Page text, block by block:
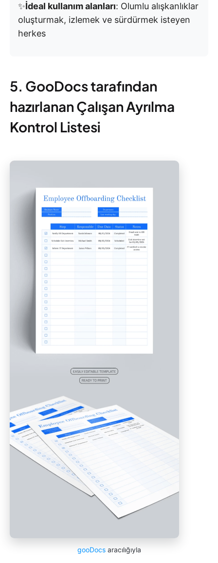
✨İdeal kullanım alanları: Olumlu alışkanlıklar
oluşturmak, izlemek ve sürdürmek isteyen
herkes
5. GooDocs tarafından
hazırlanan Çalışan Ayrılma
Kontrol Listesi
gooDocsaracılığıyla